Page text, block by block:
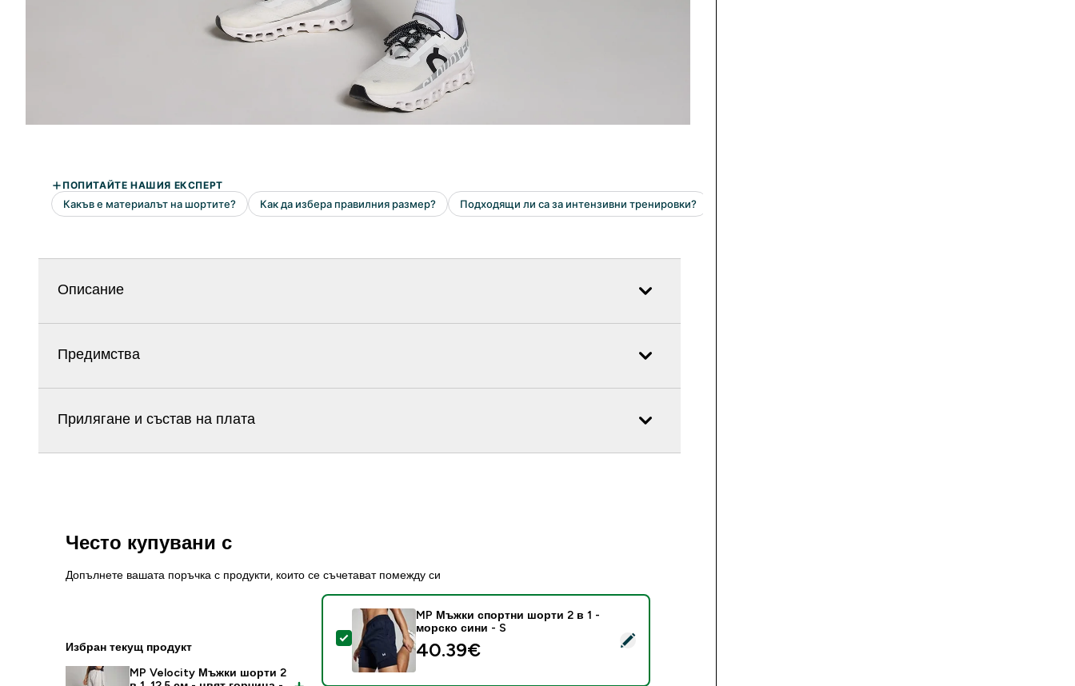
Описание
Предимства
Прилягане и състав на плата
Често купувани с
Допълнете вашата поръчка с продукти, които се съчетават помежду си
Избран текущ продукт
MP Velocity Мъжки шорти 2
Select this product - MP Мъжки спортни шорти 2 в 1 - морско сини - S
MP Мъжки спортни шорти 2 в 1 -
морско сини - S
40.39€‎